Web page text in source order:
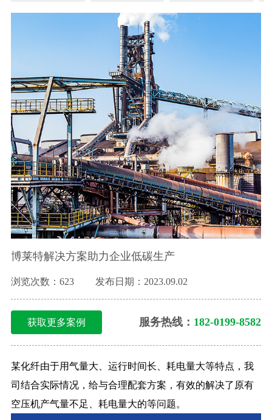
博莱特解决方案助力企业低碳生产
浏览次数：623 发布日期：2023.09.02
获取更多案例 服务热线： 182-0199-8582
某化纤由于用气量大、运行时间长、耗电量大等特点，我
司结合实际情况，给与合理配套方案，有效的解决了原有
空压机产气量不足、耗电量大的等问题。